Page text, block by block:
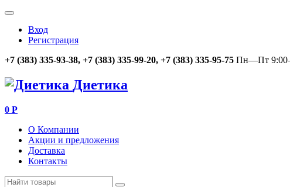
Вход
Регистрация
+7 (383) 335-93-38, +7 (383) 335-99-20, +7 (383) 335-95-75 Пн—Пт
Диетика
0 Р
О Компании
Акции и предложения
Доставка
Контакты